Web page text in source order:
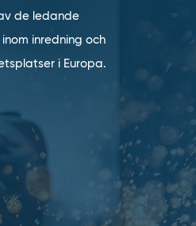
de ledande
inredning och
i Europa.